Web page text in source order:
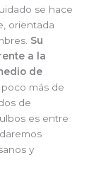
se hace
orientada
Su
a la
de
más de
de
es entre
y